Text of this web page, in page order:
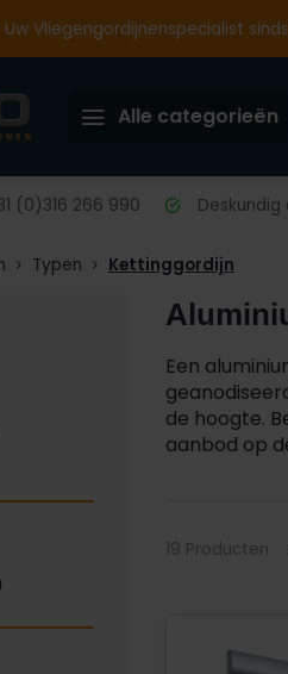
Vliegengordijnenspecialist
Alle categorieën
(0)316 266 990
Typen Kettinggordijn
Een
de hoogte.
aanbod op
19 Producten